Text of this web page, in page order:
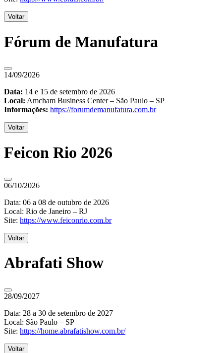
Voltar
Fórum de Manufatura
14/09/2026
Data: 14 e 15 de setembro de 2026
Local: Amcham Business Center – São Paulo – SP
Informações: https://forumdemanufatura.com.br
Voltar
Feicon Rio 2026
06/10/2026
Data: 06 a 08 de outubro de 2026
Local: Rio de Janeiro – RJ
Site: https://www.feiconrio.com.br
Voltar
Abrafati Show
28/09/2027
Data: 28 a 30 de setembro de 2027
Local: São Paulo – SP
Site: https://home.abrafatishow.com.br/
Voltar